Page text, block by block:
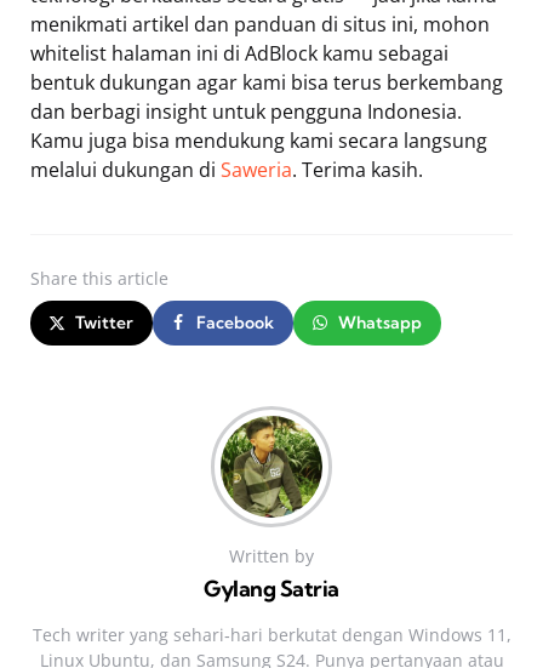
menikmati artikel dan panduan di situs ini, mohon
whitelist halaman ini di AdBlock kamu sebagai
bentuk dukungan agar kami bisa terus berkembang
dan berbagi insight untuk pengguna Indonesia.
Kamu juga bisa mendukung kami secara langsung
melalui dukungan di Saweria. Terima kasih.
Share this article
Twitter Facebook Whatsapp
Written by
Gylang Satria
Tech writer yang sehari‑hari berkutat dengan Windows 11,
Linux Ubuntu, dan Samsung S24. Punya pertanyaan atau